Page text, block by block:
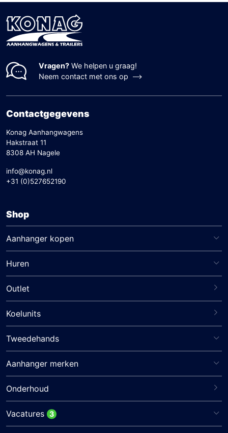
Vragen? We helpen u graag!
Neem contact met ons op
Contactgegevens
Konag Aanhangwagens
Hakstraat 11
8308 AH Nagele
info@konag.nl
+31 (0)527652190
Shop
Aanhanger kopen
Huren
Outlet
Koelunits
Tweedehands
Aanhanger merken
Onderhoud
Vacatures 3